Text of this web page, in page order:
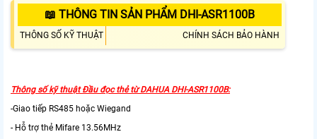
📖 THÔNG TIN SẢN PHẨM DHI-ASR1100B
THÔNG SỐ KỸ THUẬT CHÍNH SÁCH BẢO HÀNH
Thông số kỹ thuật Đầu đọc thẻ từ DAHUA DHI-ASR1100B:
-Giao tiếp RS485 hoặc Wiegand
- Hỗ trợ thẻ Mifare 13.56MHz